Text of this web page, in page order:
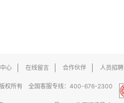
心 在线留言 合作伙伴 人员招聘
权所有 全国客服专线：400-676-2300